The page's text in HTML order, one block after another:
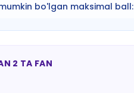
bo'lgan maksimal ball:
2 TA FAN